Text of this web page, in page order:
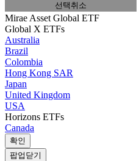
선택취소
Mirae Asset Global ETF
Global X ETFs
Australia
Brazil
Colombia
Hong Kong SAR
Japan
United Kingdom
USA
Horizons ETFs
Canada
확인
팝업닫기